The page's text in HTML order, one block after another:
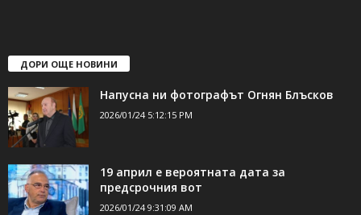
ДОРИ ОЩЕ НОВИНИ
Напусна ни фотографът Огнян Блъсков
2026/01/24 5:12:15 PM
19 април е вероятната дата за
предсрочния вот
2026/01/24 9:31:09 AM